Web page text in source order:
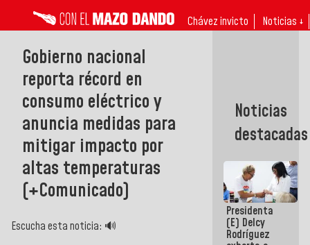
Chávez invicto Noticias ↓
Gobierno nacional
reporta récord en
consumo eléctrico y
anuncia medidas para
mitigar impacto por
altas temperaturas
(+Comunicado)
Escucha esta noticia: 🔊
Noticias
destacadas
Presidenta
(E) Delcy
Rodríguez